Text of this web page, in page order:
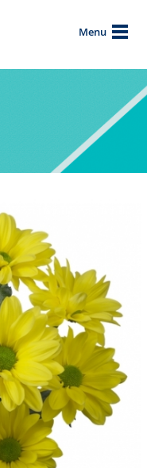
Menu